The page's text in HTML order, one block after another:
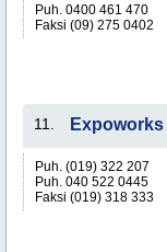
Puh. 0400 461 470
Faksi (09) 275 0402
11. Expoworks
Puh. (019) 322 207
Puh. 040 522 0445
Faksi (019) 318 333